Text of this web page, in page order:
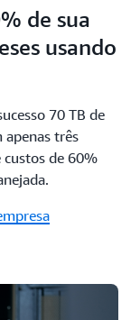
de sua
usando
70 TB de
apenas três
custos de 60%